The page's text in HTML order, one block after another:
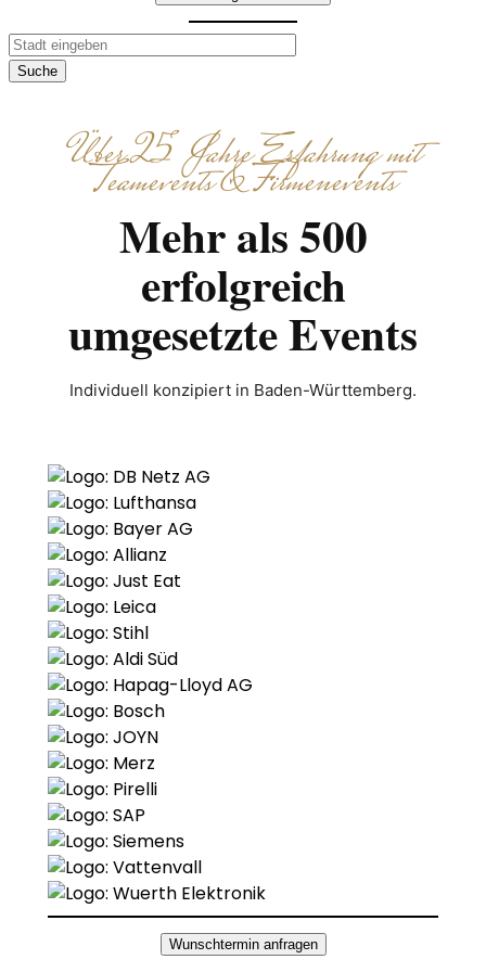
Suche
Über 25 Jahre Erfahrung mit
Teamevents & Firmenevents
Mehr als 500
erfolgreich
umgesetzte Events
Individuell konzipiert in Baden-Württemberg.
Wunschtermin anfragen